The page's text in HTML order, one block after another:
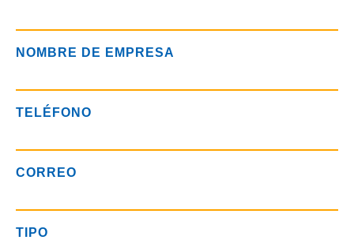
NOMBRE DE EMPRESA
TELÉFONO
CORREO
TIPO